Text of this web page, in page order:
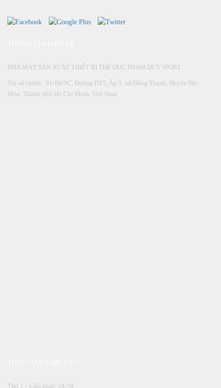
NHÀ MÁY SẢN XUẤT THIẾT BỊ THỂ DỤC PHẠM DUY SPORT
Trụ sở chính: 41/68/3C, Đường DT5, Ấp 5, xã Đông Thạnh, Huyện Hóc
Môn, Thành phố Hồ Chí Minh, Việt Nam
Thứ 2 – Chủ nhật: 24/24